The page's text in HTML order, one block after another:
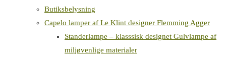
Butiksbelysning
Capelo lamper af Le Klint designer Flemming Agger
Standerlampe – klasssisk designet Gulvlampe af
miljøvenlige materialer